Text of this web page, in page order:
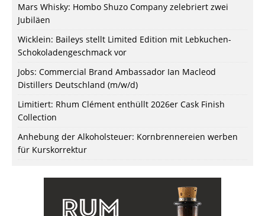
Mars Whisky: Hombo Shuzo Company zelebriert zwei
Jubiläen
Wicklein: Baileys stellt Limited Edition mit Lebkuchen-
Schokoladengeschmack vor
Jobs: Commercial Brand Ambassador Ian Macleod
Distillers Deutschland (m/w/d)
Limitiert: Rhum Clément enthüllt 2026er Cask Finish
Collection
Anhebung der Alkoholsteuer: Kornbrennereien werben
für Kurskorrektur